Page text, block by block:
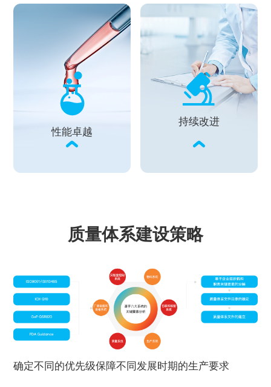
性能卓越
持续改进
质量体系建设策略
确定不同的优先级保障不同发展时期的生产要求